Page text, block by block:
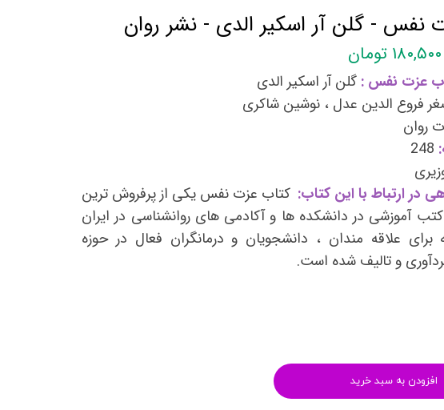
و ازدواج
و تربیت کودک
انتشارات ارسباران
انتشارات دوران
انتشارات روان
انتشارات قطره
انتشارات ققنوس
نفس - گلن آر اسکیر الدی - نشر روان
۱۸۰,۵۰۰ تومان
عزت نفس : گلن آر اسکیر الدی
فروع الدین عدل ، نوشین شاکری
روان
248
در ارتباط با این کتاب: کتاب عزت نفس یکی از پرفروش ترین
کتب آموزشی در دانشکده ها و آکادمی های روانشناسی در ایران
علاقه مندان ، دانشجویان و درمانگران فعال در حوزه
و تالیف شده است.
افزودن به سبد خرید